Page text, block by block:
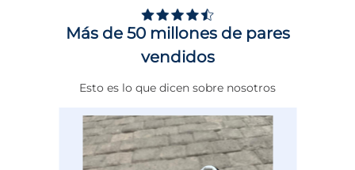
Género Niña
DE 0 A 4 cms
NORMAL
PLATA
COMBATE
Más de 50 millones de pares
vendidos
Esto es lo que dicen sobre nosotros